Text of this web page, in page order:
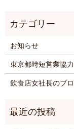
お知らせ
東京都時短営業協
飲食店女社長のブ